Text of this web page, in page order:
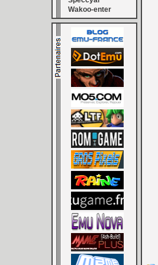
Wakoo-enter